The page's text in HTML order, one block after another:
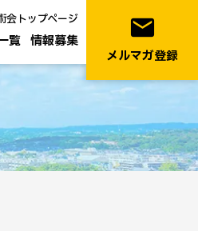
覧 情報募集
会トップページ email
メルマガ登録